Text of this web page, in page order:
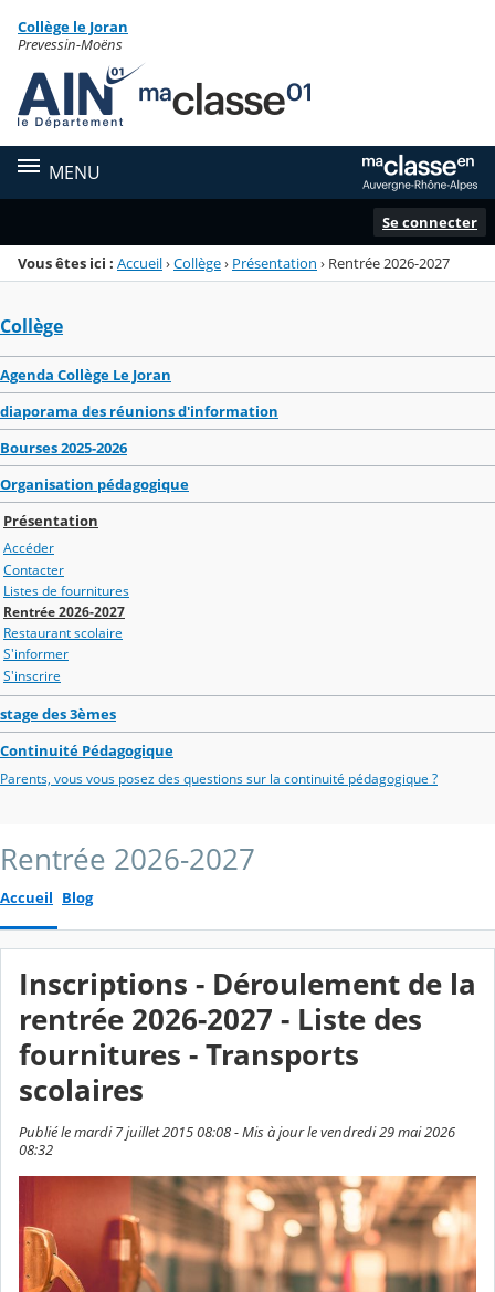
Menu de la rubrique
Contenu
Collège le Joran
Prevessin-Moëns
MENU
Se connecter
Vous êtes ici : Accueil›Collège› Présentation › Rentrée 2026-2027
Collège
Agenda Collège Le Joran
diaporama des réunions d'information
Bourses 2025-2026
Organisation pédagogique
Présentation
Accéder
Contacter
Listes de fournitures
Rentrée 2026-2027
Restaurant scolaire
S'informer
S'inscrire
stage des 3èmes
Continuité Pédagogique
Parents, vous vous posez des questions sur la continuité pédagogique ?
Rentrée 2026-2027
Accueil Blog
Inscriptions - Déroulement de la
rentrée 2026-2027 - Liste des
fournitures - Transports
scolaires
Publié le mardi 7 juillet 2015 08:08 - Mis à jour le vendredi 29 mai 2026
08:32